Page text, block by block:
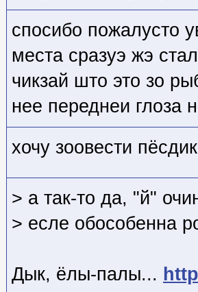
спосибо пожалусто
места сразуэ жэ
чикзай што это зо
нее переднеи глоза
хочу зоовести
> а так-то да, "й"
> есле обособенна
Дык, ёлы-палы...